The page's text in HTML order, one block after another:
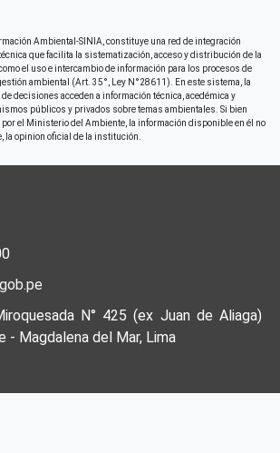
Ambiental-SINIA, constituye una red de integración
que facilita la sistematización, acceso y distribución de la
el uso e intercambio de información para los procesos de
ambiental (Art. 35°, Ley N°28611). En este sistema, la
decisiones acceden a información técnica, acedémica y
públicos y privados sobre temas ambientales. Si bien
el Ministerio del Ambiente, la información disponible en él no
la opinion oficial de la institución.
N° 425 (ex Juan de Aliaga)
- Magdalena del Mar, Lima